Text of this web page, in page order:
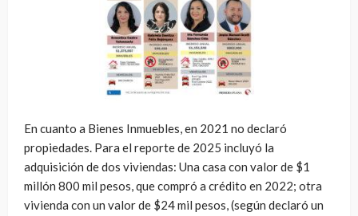
En cuanto a Bienes Inmuebles, en 2021 no declaró
propiedades. Para el reporte de 2025 incluyó la
adquisición de dos viviendas: Una casa con valor de $1
millón 800 mil pesos, que compró a crédito en 2022; otra
vivienda con un valor de $24 mil pesos, (según declaró un